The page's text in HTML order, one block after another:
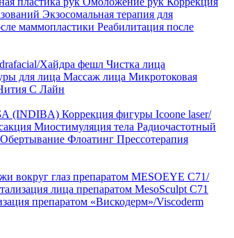
Экзосомальная терапия для
маммопластики Реабилитация после
Хайдра фешл Чистка лица
для лица Массаж лица Микротоковая
С Лайн
(INDIBA) Коррекция фигуры Icoone laser/
Миостимуляция тела Радиочастотный
Обертывание Флоатинг Прессотерапия
вокруг глаз препаратом MESOEYE C71/
лица препаратом MesoSculpt C71
препаратом «Вискодерм»/Viscoderm